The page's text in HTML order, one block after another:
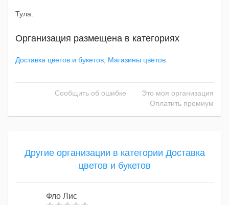
Тула.
Организация размещена в категориях
Доставка цветов и букетов Магазины цветов
Сообщить об ошибке
Это моя организация
Оплатить премиум
Другие организации в категории Доставка
цветов и букетов
Фло Лис